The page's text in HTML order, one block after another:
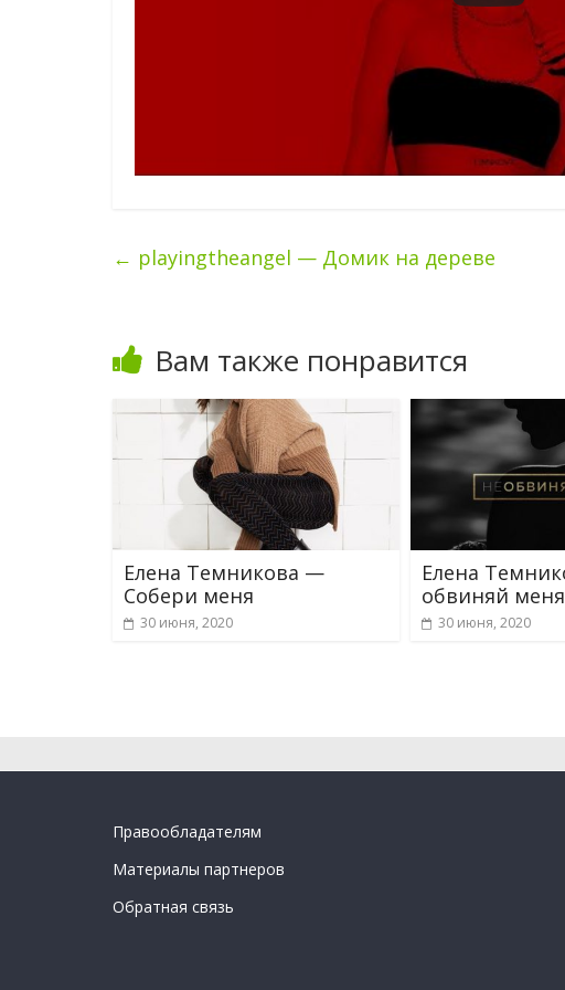
← playingtheangel — Домик на дереве
Вам также понравится
Елена Темникова —
Собери меня
30 июня, 2020
Елена
обвиняй меня
30 июня, 2020
Правообладателям
Материалы партнеров
Обратная связь